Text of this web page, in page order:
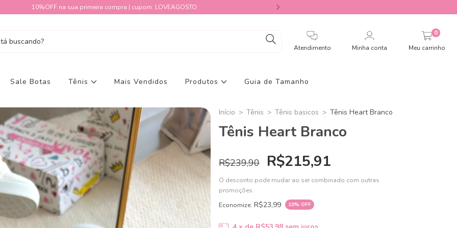
10%OFF na sua primeira compra | cupom: LOVEAGOSTO
Atendimento Minha conta Meu carrinho
0
Sale Botas Tênis Mais Vendidos Produtos Guia de Tamanho
Início > Tênis > Tênis basicos > Tênis Heart Branco
Tênis Heart Branco
R$239,90 R$215,91
O desconto pode mudar ao ser combinado com outras
promoções.
Economize: R$23,99 10% OFF